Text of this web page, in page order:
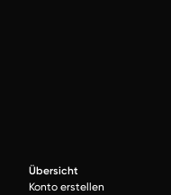
Übersicht
Konto erstellen